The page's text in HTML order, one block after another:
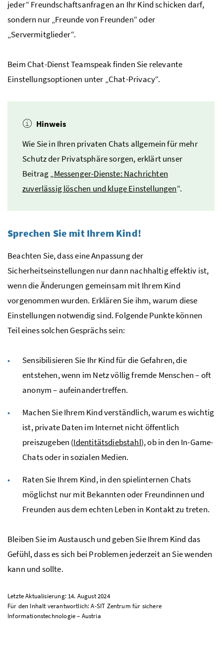
jeder“ Freundschaftsanfragen an Ihr Kind schicken darf,
sondern nur „Freunde von Freunden“ oder
„Servermitglieder“.
Beim Chat-Dienst Teamspeak finden Sie relevante
Einstellungsoptionen unter „Chat-Privacy“.
Hinweis
Wie Sie in Ihren privaten Chats allgemein für mehr
Schutz der Privatsphäre sorgen, erklärt unser
Beitrag „Messenger-Dienste: Nachrichten
zuverlässig löschen und kluge Einstellungen“.
Sprechen Sie mit Ihrem Kind!
Beachten Sie, dass eine Anpassung der
Sicherheitseinstellungen nur dann nachhaltig effektiv ist,
wenn die Änderungen gemeinsam mit Ihrem Kind
vorgenommen wurden. Erklären Sie ihm, warum diese
Einstellungen notwendig sind. Folgende Punkte können
Teil eines solchen Gesprächs sein:
Sensibilisieren Sie Ihr Kind für die Gefahren, die
entstehen, wenn im Netz völlig fremde Menschen – oft
anonym – aufeinandertreffen.
Machen Sie Ihrem Kind verständlich, warum es wichtig
ist, private Daten im Internet nicht öffentlich
preiszugeben (Identitätsdiebstahl), ob in den In-Game-
Chats oder in sozialen Medien.
Raten Sie Ihrem Kind, in den spielinternen Chats
möglichst nur mit Bekannten oder Freundinnen und
Freunden aus dem echten Leben in Kontakt zu treten.
Bleiben Sie im Austausch und geben Sie Ihrem Kind das
Gefühl, dass es sich bei Problemen jederzeit an Sie wenden
kann und sollte.
Letzte Aktualisierung: 14. August 2024
Für den Inhalt verantwortlich: A-SIT Zentrum für sichere
Informationstechnologie – Austria